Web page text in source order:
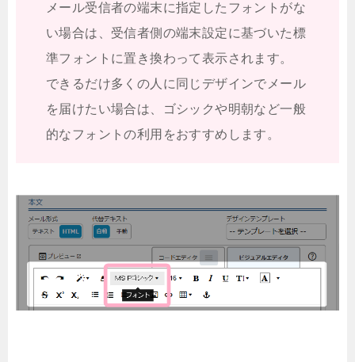
メール受信者の端末に指定したフォントがな
い場合は、受信者側の端末設定に基づいた標
準フォントに置き換わって表示されます。
できるだけ多くの人に同じデザインでメール
を届けたい場合は、ゴシックや明朝など一般
的なフォントの利用をおすすめします。